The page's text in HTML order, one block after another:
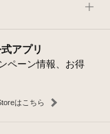
アプリ
ペーン情報、お得
はこちら